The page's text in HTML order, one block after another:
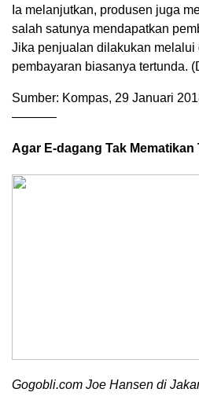
Ia melanjutkan, produsen juga
salah satunya mendapatkan
Jika penjualan dilakukan melalui
pembayaran biasanya tertunda.
Sumber: Kompas, 29 Januari
———–
Agar E-dagang Tak
Gogobli.com Joe Hansen di